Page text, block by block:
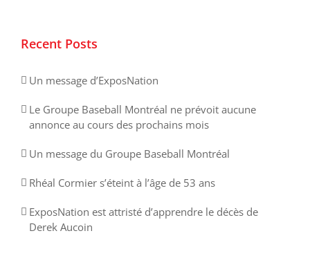
Recent Posts
Un message d’ExposNation
Le Groupe Baseball Montréal ne prévoit aucune
annonce au cours des prochains mois
Un message du Groupe Baseball Montréal
Rhéal Cormier s’éteint à l’âge de 53 ans
ExposNation est attristé d’apprendre le décès de
Derek Aucoin